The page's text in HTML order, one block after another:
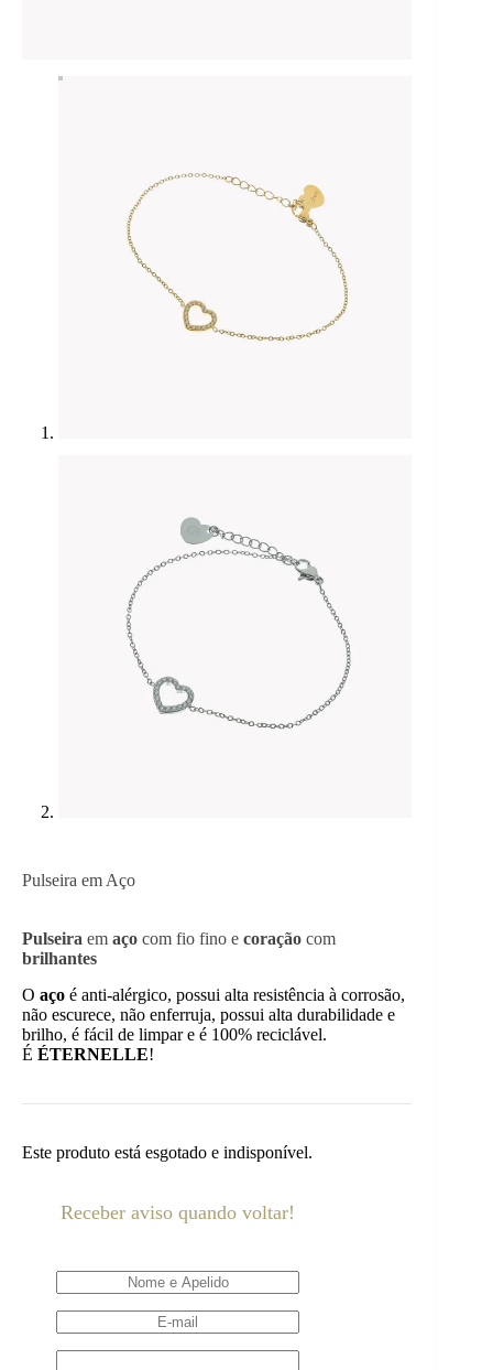
Pulseira em Aço
Pulseira em aço com fio fino e coração com
brilhantes
O aço é anti-alérgico, possui alta resistência à corrosão,
não escurece, não enferruja, possui alta durabilidade e
brilho, é fácil de limpar e é 100% reciclável.
É ÉTERNELLE!
Este produto está esgotado e indisponível.
Receber aviso quando voltar!